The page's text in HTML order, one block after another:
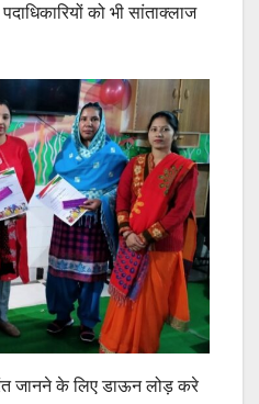
पदाधिकारियों को भी सांताक्लाज
जानने के लिए डाऊन लोड़ करे